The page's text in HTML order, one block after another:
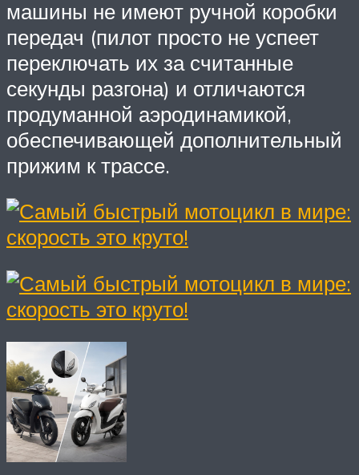
машины не имеют ручной коробки
передач (пилот просто не успеет
переключать их за считанные
секунды разгона) и отличаются
продуманной аэродинамикой,
обеспечивающей дополнительный
прижим к трассе.